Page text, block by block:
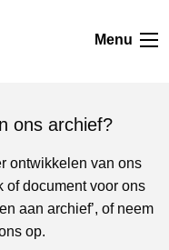
Menu
bezoeken voor
te zien.
ons archief?
ontwikkelen van ons
of document voor ons
aan archief’, of neem
op.